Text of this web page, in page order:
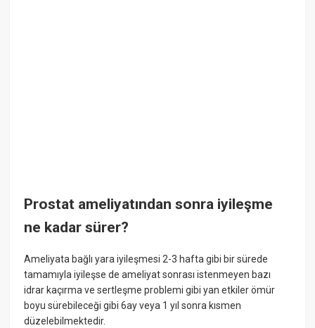
Prostat ameliyatından sonra iyileşme
ne kadar sürer?
Ameliyata bağlı yara iyileşmesi 2-3 hafta gibi bir sürede
tamamıyla iyileşse de ameliyat sonrası istenmeyen bazı
idrar kaçırma ve sertleşme problemi gibi yan etkiler ömür
boyu sürebileceği gibi 6ay veya 1 yıl sonra kısmen
düzelebilmektedir.